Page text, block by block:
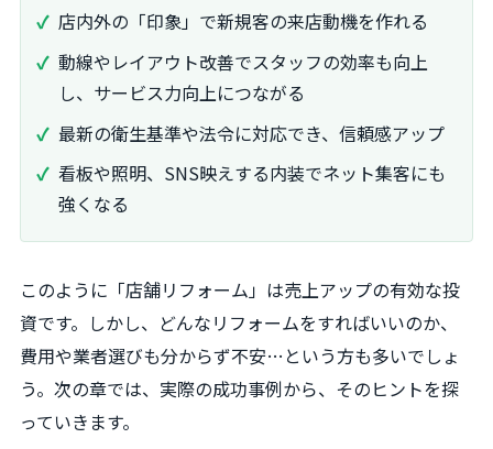
店内外の「印象」で新規客の来店動機を作れる
動線やレイアウト改善でスタッフの効率も向上
し、サービス力向上につながる
最新の衛生基準や法令に対応でき、信頼感アップ
看板や照明、SNS映えする内装でネット集客にも
強くなる
このように「店舗リフォーム」は売上アップの有効な投
資です。しかし、どんなリフォームをすればいいのか、
費用や業者選びも分からず不安…という方も多いでしょ
う。次の章では、実際の成功事例から、そのヒントを探
っていきます。